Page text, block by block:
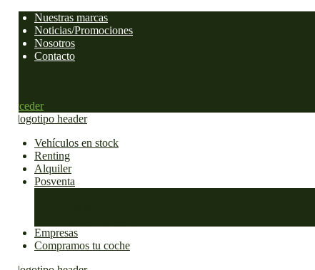
Nuestras marcas
Noticias/Promociones
Nosotros
Contacto
Acceder
Vehículos en stock
Renting
Alquiler
Posventa
Empresas
Compramos tu coche